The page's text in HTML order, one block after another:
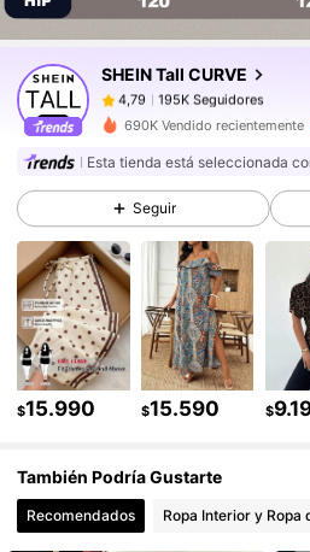
SHEIN Tall CURVE
4,79
195K Seguidores
d***3pagóHace 1 día
4,79 195K Seguidores
4,79 195K Seguidores
4,79 195K Seguidores
4,79 195K Seguidores
4,79 195K Seguidores
690K Vendido recientemente
Esta tienda está seleccionada
Seguir
$15.990 $15.590 $
También Podría Gustarte
Recomendados Ropa Interior y Ropa